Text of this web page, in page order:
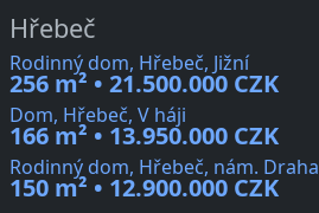
Hřebeč
Rodinný dom, Hřebeč, Jižní
256 m² • 21.500.000 CZK
Dom, Hřebeč, V háji
166 m² • 13.950.000 CZK
Rodinný dom, Hřebeč, nám. Draha
150 m² • 12.900.000 CZK